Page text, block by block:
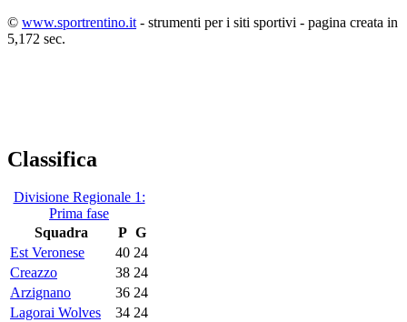
© www.sportrentino.it - strumenti per i siti sportivi - pagina creata in
5,172 sec.
Classifica
Divisione Regionale 1:
Prima fase
Squadra
P G
Est Veronese
40 24
Creazzo
38 24
Arzignano
36 24
Lagorai Wolves
34 24